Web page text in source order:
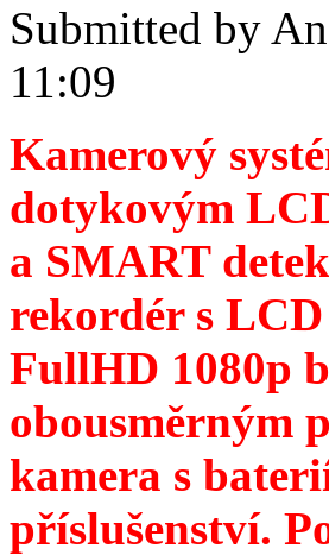
Submitted by
11:09
Kamerový
dotykovým
a SMART
rekordér s
FullHD 1080p
obousměrným
kamera s
příslušenství.